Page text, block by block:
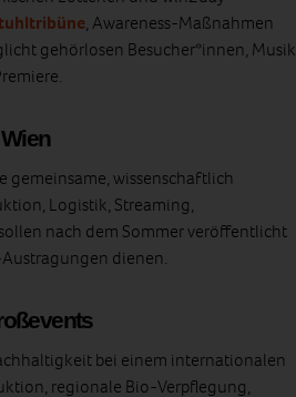
, Awareness‑Maßnahmen
gehörlosen Besucher*innen, Musik
gemeinsame, wissenschaftlich
Logistik, Streaming,
nach dem Sommer veröffentlicht
dienen.
bei einem internationalen
regionale Bio‑Verpflegung,